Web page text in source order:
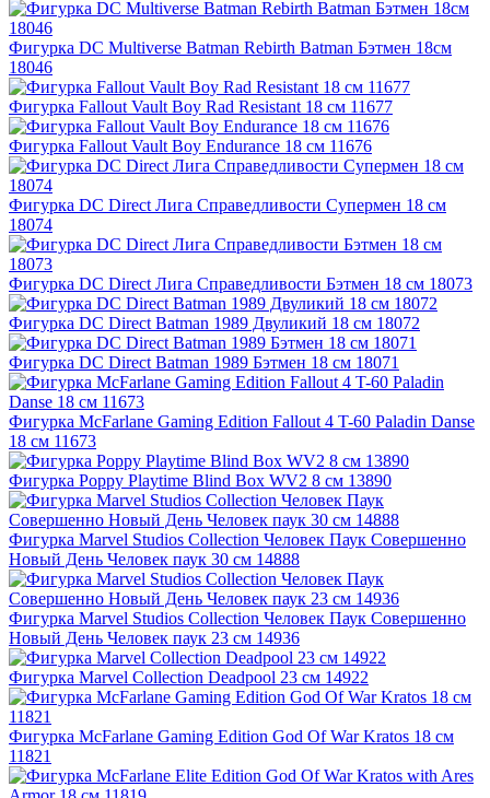
Фигурка DC Multiverse Batman Rebirth Batman Бэтмен 18см
18046
Фигурка Fallout Vault Boy Rad Resistant 18 см 11677
Фигурка Fallout Vault Boy Endurance 18 см 11676
Фигурка DC Direct Лига Справедливости Супермен 18 см
18074
Фигурка DC Direct Лига Справедливости Бэтмен 18 см 18073
Фигурка DC Direct Batman 1989 Двуликий 18 см 18072
Фигурка DC Direct Batman 1989 Бэтмен 18 см 18071
Фигурка McFarlane Gaming Edition Fallout 4 T-60 Paladin Danse
18 см 11673
Фигурка Poppy Playtime Blind Box WV2 8 см 13890
Фигурка Marvel Studios Collection Человек Паук Совершенно
Новый День Человек паук 30 см 14888
Фигурка Marvel Studios Collection Человек Паук Совершенно
Новый День Человек паук 23 см 14936
Фигурка Marvel Collection Deadpool 23 см 14922
Фигурка McFarlane Gaming Edition God Of War Kratos 18 см
11821